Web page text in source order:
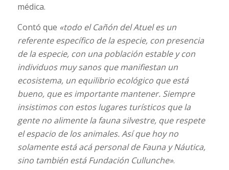
médica.
Contó que «todo el Cañón del Atuel es un
referente específico de la especie, con presencia
de la especie, con una población estable y con
individuos muy sanos que manifiestan un
ecosistema, un equilibrio ecológico que está
bueno, que es importante mantener. Siempre
insistimos con estos lugares turísticos que la
gente no alimente la fauna silvestre, que respete
el espacio de los animales. Así que hoy no
solamente está acá personal de Fauna y Náutica,
sino también está Fundación Cullunche».